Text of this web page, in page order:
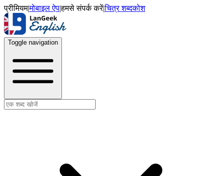
प्रीमियम|मोबाइल ऐप|हमसे संपर्क करें|चित्र शब्दकोश
Toggle navigation